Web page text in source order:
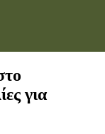
για